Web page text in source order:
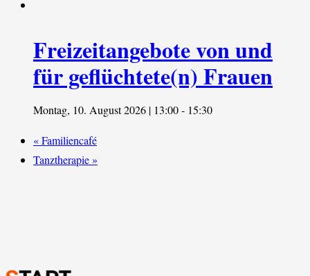
Freizeitangebote von und
für geflüchtete(n) Frauen
Montag, 10. August 2026 | 13:00- 15:30
«Familiencafé
Tanztherapie»